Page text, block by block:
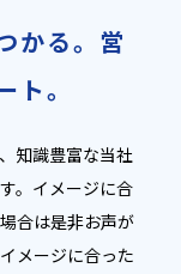
かる。営
。
知識豊富な当社
。イメージに合
合は是非お声が
メージに合った